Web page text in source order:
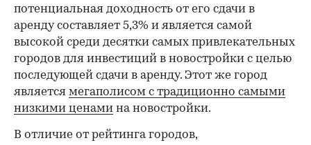
потенциальная доходность от его сдачи в
аренду составляет 5,3% и является самой
высокой среди десятки самых привлекательных
городов для инвестиций в новостройки с целью
последующей сдачи в аренду. Этот же город
является мегаполисом с традиционно самыми
низкими ценами на новостройки.
В отличие от рейтинга городов,